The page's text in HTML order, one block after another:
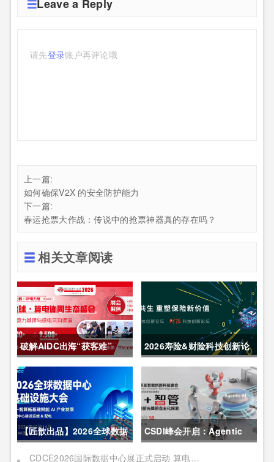
Leave a Reply
请先登录账户再评论哦
上一篇:
如何确保V2X 的安全防护能力
下一篇:
春运抢票大作战：传说中的抢票神器真的存在吗？
相关文章阅读
破解AIDC出海“获客难”
CDCE2026数据中心展
以“算电协同”重构全球算力
供应链
2026寿险&财险科技创新论
坛圆满举办
【匠歆出品】2026全球数据
中心基础设施大会首发｜院
CSDI峰会开启：Agentic
AI 落地应用的黄金期，智能
CDCE2026国际数据中心展正式启动 算电协同驱动产业升级 搭建全球合作平台